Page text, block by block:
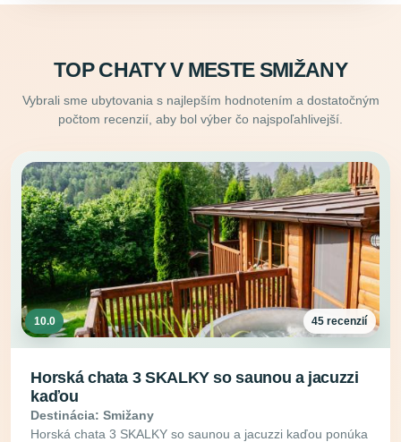
TOP CHATY V MESTE SMIŽANY
Vybrali sme ubytovania s najlepším hodnotením a dostatočným
počtom recenzií, aby bol výber čo najspoľahlivejší.
10.0 45 recenzií
Horská chata 3 SKALKY so saunou a jacuzzi
kaďou
Destinácia: Smižany
Horská chata 3 SKALKY so saunou a jacuzzi kaďou ponúka